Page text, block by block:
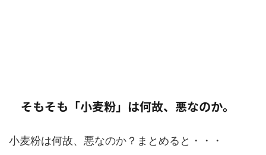
そもそも「小麦粉」は何故、悪なのか。
小麦粉は何故、悪なのか？まとめると・・・